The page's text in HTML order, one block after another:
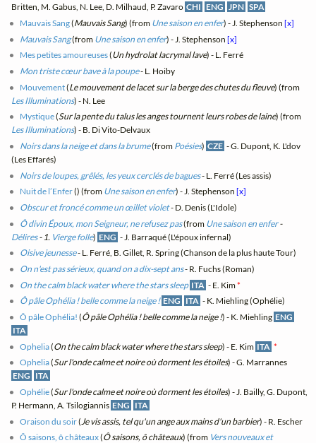
Britten, M. Gabus, N. Lee, D. Milhaud, P. Zavaro CHI ENG JPN SPA
Mauvais Sang(Mauvais Sang) (from Une saison en enfer) - J. Stephenson[x]
Mauvais Sang(from Une saison en enfer) - J. Stephenson[x]
Mes petites amoureuses(Un hydrolat lacrymal lave) - L. Ferré
Mon triste cœur bave à la poupe- L. Hoiby
Mouvement(Le mouvement de lacet sur la berge des chutes du fleuve) (from
Les Illuminations) - N. Lee
Mystique(Sur la pente du talus les anges tournent leurs robes de laine) (from
Les Illuminations) - B. Di Vito-Delvaux
Noirs dans la neige et dans la brume(from Poésies) CZE - G. Dupont, K. L'dov
(Les Effarés)
Noirs de loupes, grêlés, les yeux cerclés de bagues- L. Ferré (Les assis)
Nuit de l’Enfer() (from Une saison en enfer) - J. Stephenson[x]
Obscur et froncé comme un œillet violet- D. Denis (L'Idole)
Ô divin Époux, mon Seigneur, ne refusez pas(from Une saison en enfer-
Délires- 1. Vierge folle) ENG - J. Barraqué (L'époux infernal)
Oisive jeunesse- L. Ferré, B. Gillet, R. Spring (Chanson de la plus haute Tour)
On n'est pas sérieux, quand on a dix-sept ans- R. Fuchs (Roman)
On the calm black water where the stars sleep ITA - E. Kim*
Ô pâle Ophélia ! belle comme la neige ! ENG ITA - K. Miehling (Ophélie)
Ô pâle Ophélia! (Ô pâle Ophélia ! belle comme la neige !) - K. Miehling ENG
ITA
Ophelia(On the calm black water where the stars sleep) - E. Kim ITA *
Ophelia(Sur l'onde calme et noire où dorment les étoiles) - G. Marrannes
ENG ITA
Ophélie(Sur l'onde calme et noire où dorment les étoiles) - J. Bailly, G. Dupont,
P. Hermann, A. Tsilogiannis ENG ITA
Oraison du soir( Je vis assis, tel qu'un ange aux mains d'un barbier) - R. Escher
Ô saisons, ô châteaux(Ô saisons, ô châteaux) (from Vers nouveaux et